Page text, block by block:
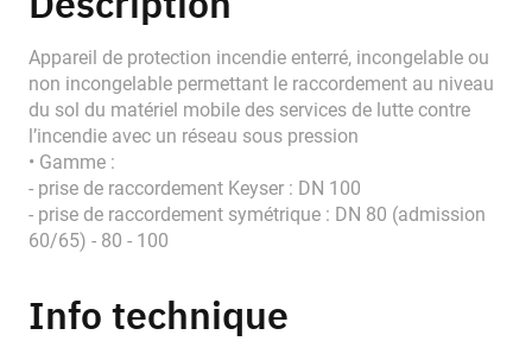
Appareil de protection incendie enterré, incongelable ou
non incongelable permettant le raccordement au niveau
du sol du matériel mobile des services de lutte contre
l’incendie avec un réseau sous pression
• Gamme :
- prise de raccordement Keyser : DN 100
- prise de raccordement symétrique : DN 80 (admission
60/65) - 80 - 100
Info technique